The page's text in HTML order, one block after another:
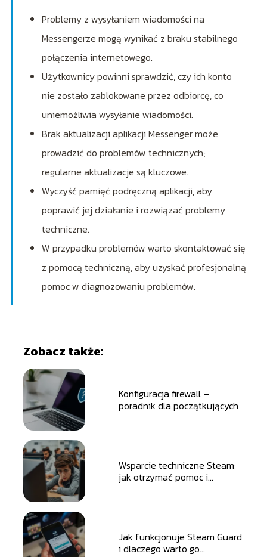
Problemy z wysyłaniem wiadomości na
Messengerze mogą wynikać z braku stabilnego
połączenia internetowego.
Użytkownicy powinni sprawdzić, czy ich konto
nie zostało zablokowane przez odbiorcę, co
uniemożliwia wysyłanie wiadomości.
Brak aktualizacji aplikacji Messenger może
prowadzić do problemów technicznych;
regularne aktualizacje są kluczowe.
Wyczyść pamięć podręczną aplikacji, aby
poprawić jej działanie i rozwiązać problemy
techniczne.
W przypadku problemów warto skontaktować się
z pomocą techniczną, aby uzyskać profesjonalną
pomoc w diagnozowaniu problemów.
Zobacz także:
Konfiguracja firewall –
poradnik dla początkujących
Wsparcie techniczne Steam:
jak otrzymać pomoc i
Jak funkcjonuje Steam Guard
i dlaczego warto go